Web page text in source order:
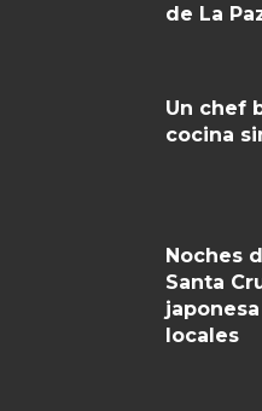
de La
Un chef
cocina
Noches
Santa
locales